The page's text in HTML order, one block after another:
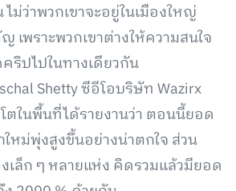
ไม่ว่าพวกเขาจะอยู่ในเมืองใหญ่
เพราะพวกเขาต่างให้ความสนใจ
ริปไปในทางเดียวกัน
Shetty ซีอีโอบริษัท Wazirx
ในพื้นที่ได้รายงานว่า ตอนนี้ยอด
ใหม่พุ่งสูงขึ้นอย่างน่าตกใจ ส่วน
เล็ก ๆ หลายแห่ง คิดรวมแล้วมียอด